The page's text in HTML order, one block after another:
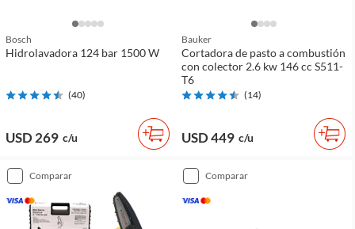
Bosch
Hidrolavadora 124 bar 1500 W
(40)
USD 269 c/u
Bauker
Cortadora de pasto a combustión
con colector 2.6 kw 146 cc S511-
T6
(14)
USD 449 c/u
comparar comparar